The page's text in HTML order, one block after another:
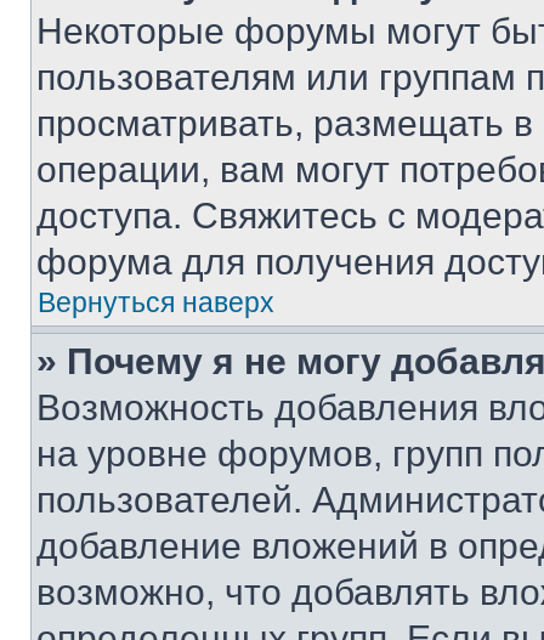
Некоторые форумы могут
пользователям или группам
просматривать, размещать
операции, вам могут
доступа. Свяжитесь с
форума для получения
Вернуться наверх
» Почему я не могу
Возможность добавления
на уровне форумов, групп
пользователей.
добавление вложений в
возможно, что добавлять